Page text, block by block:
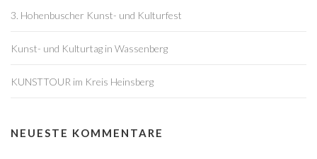
3. Hohenbuscher Kunst- und Kulturfest
Kunst- und Kulturtag in Wassenberg
KUNSTTOUR im Kreis Heinsberg
NEUESTE KOMMENTARE